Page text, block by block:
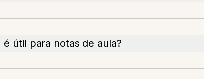
é útil para notas de aula?